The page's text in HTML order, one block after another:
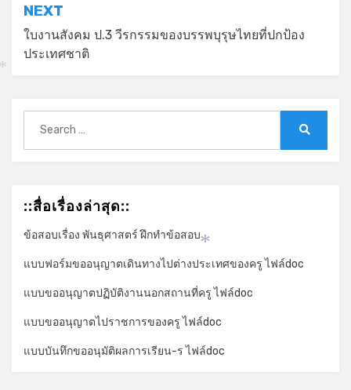
NEXT
ใบงานสังคม ป.3 วีรกรรมของบรรพบุรุษไทยที่ปกป้อง
ประเทศชาติ
for:
::สื่อเรื่องล่าสุด::
ข้อสอบเรื่อง พันธุศาสตร์ ฝึกทำข้อสอบ
แบบฟอร์มขออนุญาตเดินทางไปต่างประเทศของครู ไฟล์doc
แบบขออนุญาตปฏิบัติงานนอกสถานที่ครู ไฟล์doc
แบบขออนุญาตไปราชการของครู ไฟล์doc
แบบบันทึกขออนุมัติผลการเรียน-ร ไฟล์doc
*